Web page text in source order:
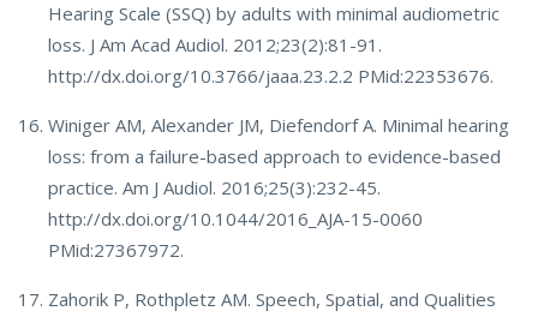
Hearing Scale (SSQ) by adults with minimal audiometric
loss. J Am Acad Audiol. 2012;23(2):81-91.
http://dx.doi.org/10.3766/jaaa.23.2.2 PMid:22353676.
Winiger AM, Alexander JM, Diefendorf A. Minimal hearing
loss: from a failure-based approach to evidence-based
practice. Am J Audiol. 2016;25(3):232-45.
http://dx.doi.org/10.1044/2016_AJA-15-0060
PMid:27367972.
Zahorik P, Rothpletz AM. Speech, Spatial, and Qualities